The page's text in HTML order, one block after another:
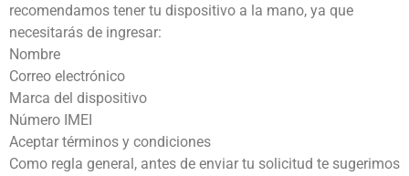
recomendamos tener tu dispositivo a la mano, ya que
necesitarás de ingresar:
Nombre
Correo electrónico
Marca del dispositivo
Número IMEI
Aceptar términos y condiciones
Como regla general, antes de enviar tu solicitud te sugerimos